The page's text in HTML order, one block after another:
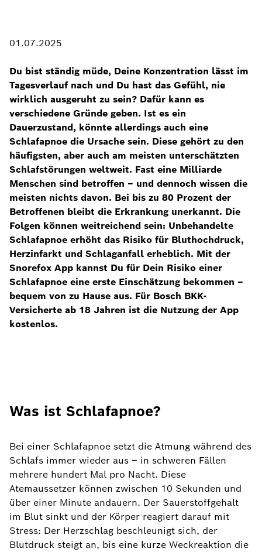
01.07.2025
Du bist ständig müde, Deine Konzentration lässt im
Tagesverlauf nach und Du hast das Gefühl, nie
wirklich ausgeruht zu sein? Dafür kann es
verschiedene Gründe geben. Ist es ein
Dauerzustand, könnte allerdings auch eine
Schlafapnoe die Ursache sein. Diese gehört zu den
häufigsten, aber auch am meisten unterschätzten
Schlafstörungen weltweit. Fast eine Milliarde
Menschen sind betroffen – und dennoch wissen die
meisten nichts davon. Bei bis zu 80 Prozent der
Betroffenen bleibt die Erkrankung unerkannt. Die
Folgen können weitreichend sein: Unbehandelte
Schlafapnoe erhöht das Risiko für Bluthochdruck,
Herzinfarkt und Schlaganfall erheblich. Mit der
Snorefox App kannst Du für Dein Risiko einer
Schlafapnoe eine erste Einschätzung bekommen –
bequem von zu Hause aus. Für Bosch BKK-
Versicherte ab 18 Jahren ist die Nutzung der App
kostenlos.
Was ist Schlafapnoe?
Bei einer Schlafapnoe setzt die Atmung während des
Schlafs immer wieder aus – in schweren Fällen
mehrere hundert Mal pro Nacht. Diese
Atemaussetzer können zwischen 10 Sekunden und
über einer Minute andauern. Der Sauerstoffgehalt
im Blut sinkt und der Körper reagiert darauf mit
Stress: Der Herzschlag beschleunigt sich, der
Blutdruck steigt an, bis eine kurze Weckreaktion die